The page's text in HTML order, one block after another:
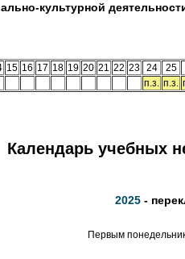
культурной
15 16 17 18 19 20 21 22 23 24 25
п.з. п.з.
Календарь учебных
2025-
Первым